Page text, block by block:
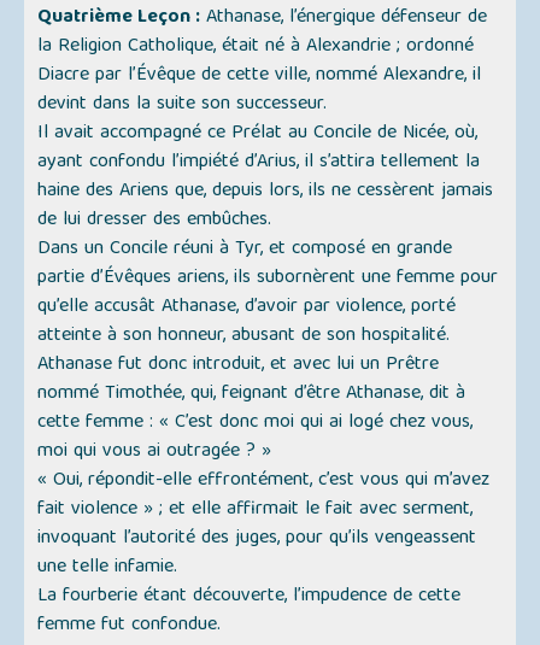
Quatrième Leçon :Athanase, l’énergique défenseur de
la Religion Catholique, était né à Alexandrie ; ordonné
Diacre par l’Évêque de cette ville, nommé Alexandre, il
devint dans la suite son successeur.
Il avait accompagné ce Prélat au Concile de Nicée, où,
ayant confondu l’impiété d’Arius, il s’attira tellement la
haine des Ariens que, depuis lors, ils ne cessèrent jamais
de lui dresser des embûches.
Dans un Concile réuni à Tyr, et composé en grande
partie d’Évêques ariens, ils subornèrent une femme pour
qu’elle accusât Athanase, d’avoir par violence, porté
atteinte à son honneur, abusant de son hospitalité.
Athanase fut donc introduit, et avec lui un Prêtre
nommé Timothée, qui, feignant d’être Athanase, dit à
cette femme :« C’est donc moi qui ai logé chez vous,
moi qui vous ai outragée ? »
« Oui, répondit-elle effrontément,c’est vous qui m’avez
fait violence »; et elle affirmait le fait avec serment,
invoquant l’autorité des juges, pour qu’ils vengeassent
une telle infamie.
La fourberie étant découverte, l’impudence de cette
femme fut confondue.